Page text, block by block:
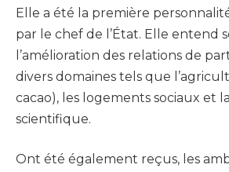
Elle a été la première
par le chef de l’État. Elle entend
l’amélioration des relations de
divers domaines tels que
cacao), les logements sociaux et
scientifique.
Ont été également reçus, les